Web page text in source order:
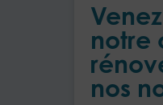
notre
nos